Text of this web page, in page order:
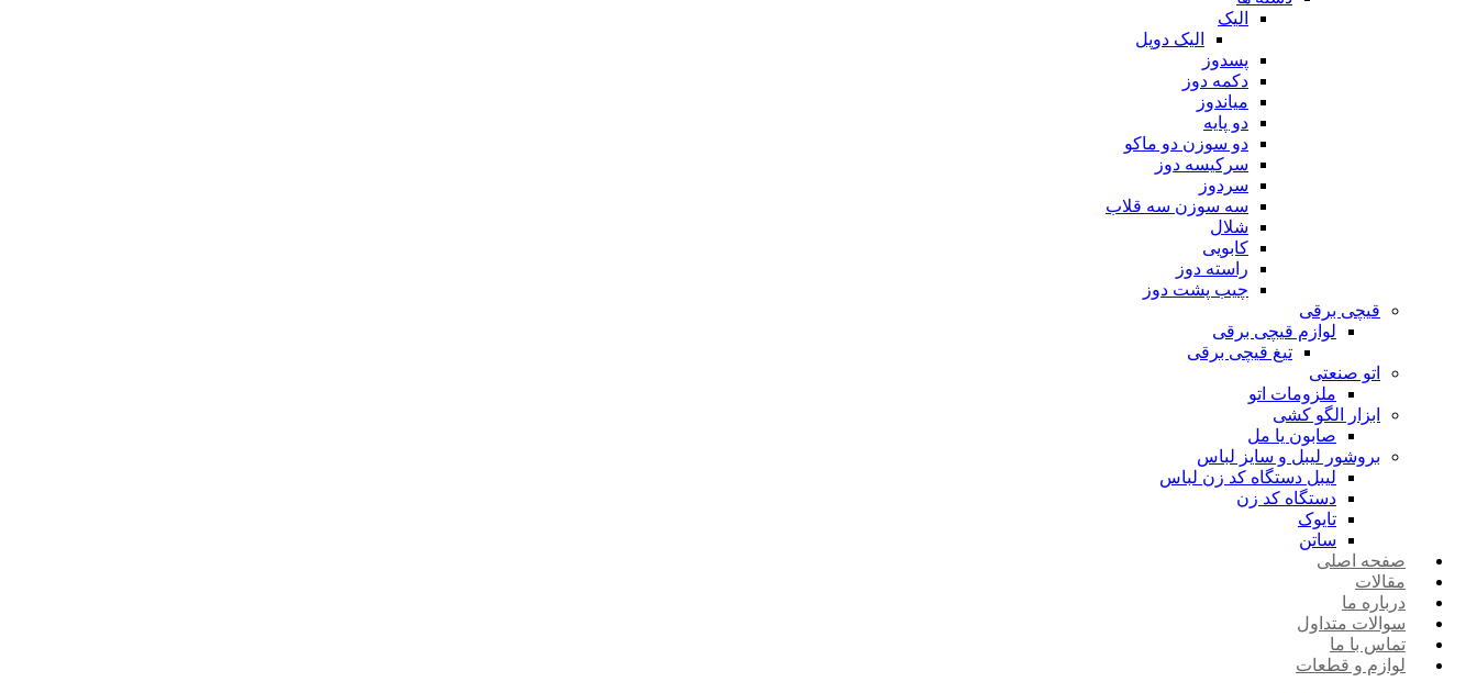
الیک
الیک دوپل
پسدوز
دکمه دوز
میاندوز
دو پایه
دو سوزن دو ماکو
سرکیسه دوز
سردوز
سه سوزن سه قلاب
شلال
کابویی
راسته دوز
چیب پشت دوز
قیچی برقی
لوازم قیچی برقی
تیغ قیچی برقی
اتو صنعتی
ملزومات اتو
ابزار الگو کشی
صابون یا مل
بروشور لیبل و سایز لباس
لیبل دستگاه کد زن لباس
دستگاه کد زن
تایوک
ساتن
صفحه اصلی
مقالات
درباره ما
سوالات متداول
تماس با ما
لوازم و قطعات